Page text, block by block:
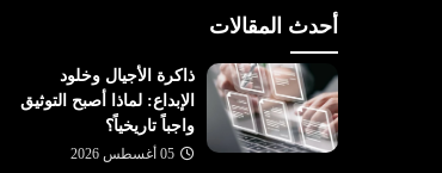
أحدث المقالات
ذاكرة الأجيال وخلود
الإبداع: لماذا أصبح التوثيق
واجباً تاريخياً؟
05 أغسطس 2026